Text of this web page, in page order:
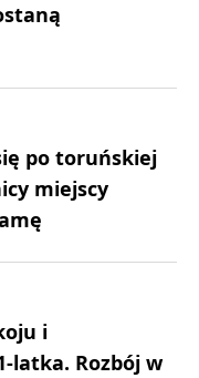
po toruńskiej
miejscy
i
latka. Rozbój w